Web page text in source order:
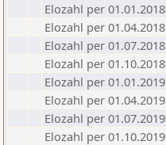
Elozahl per 01.01.2018
Elozahl per 01.04.2018
Elozahl per 01.07.2018
Elozahl per 01.10.2018
Elozahl per 01.01.2019
Elozahl per 01.04.2019
Elozahl per 01.07.2019
Elozahl per 01.10.2019